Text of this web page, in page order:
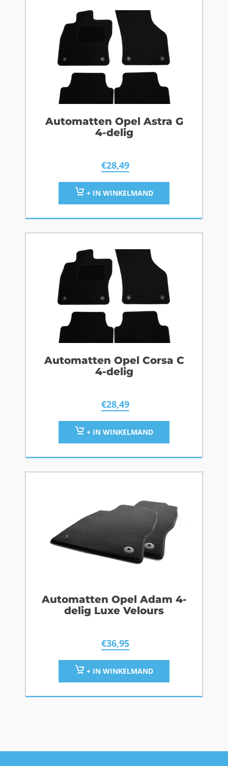
Automatten Opel Astra G
4-delig
€28,49
+ IN WINKELMAND
Automatten Opel Corsa C
4-delig
€28,49
+ IN WINKELMAND
Automatten Opel Adam 4-
delig Luxe Velours
€36,95
+ IN WINKELMAND